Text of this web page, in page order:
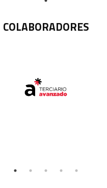
COLABORADORES